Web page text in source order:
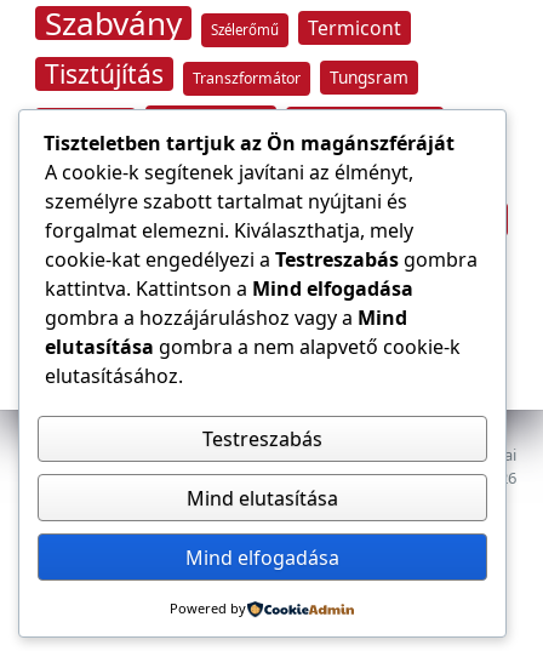
Szabvány Szélerőmű Termicont
Tisztújítás Transzformátor Tungsram
Villámvédelem
Világítástechnika Áramfogyasztás
Áramszolgáltató Építőipar átviteli hálózat
Az E-VILLAMOS szaklap a Magyar Mérnöki Kamara Elektrotechnikai
Tagozatának lapja. Minden jog fenntartva, © 2009–2026
Dokumentumok Tagozat
Kapcsolat, impresszum
Tiszteletben tartjuk az Ön magánszféráját
A cookie-k segítenek javítani az élményt,
személyre szabott tartalmat nyújtani és
forgalmat elemezni. Kiválaszthatja, mely
cookie-kat engedélyezi a Testreszabásgombra
kattintva. Kattintson a Mind elfogadása
gombra a hozzájáruláshoz vagy a Mind
elutasítása gombra a nem alapvető cookie-k
elutasításához.
Testreszabás
Mind elutasítása
Mind elfogadása
Powered by